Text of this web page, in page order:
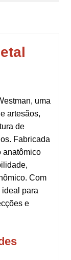
uma
artesãos,
de
Fabricada
anatômico
Com
ideal para
e